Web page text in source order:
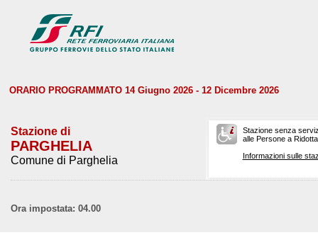
ORARIO PROGRAMMATO 14 Giugno 2026 - 12 Dicembre 2026
Stazione di
PARGHELIA
Comune di Parghelia
Stazione senza
alle Persone a
Informazioni sulle
Ora impostata: 04.00